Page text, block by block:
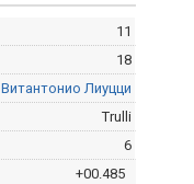
11
18
Витантонио Лиуцци
Trulli
6
+00.485